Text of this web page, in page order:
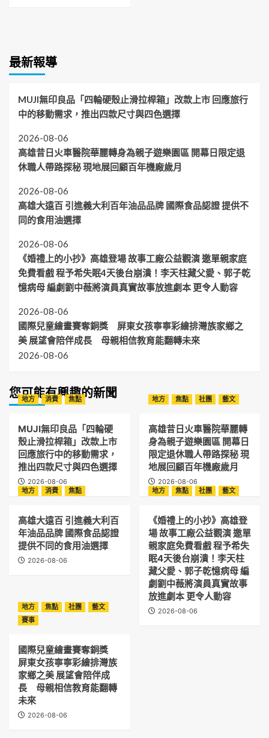
最新報導
MUJI無印良品「四輪硬殼止滑拉桿箱」改款上市 回應旅行
中的移動需求，推出四款尺寸與四色選擇
2026-08-06
高雄昔日火車醫院華麗轉身為親子遊樂園區 開幕日限定退
休職人帶路探秘 現地展回顧百年機廠歲月
2026-08-06
高雄大遠百 引進義大利百年油品品牌 國際食品認證 提供不
同的食用油選擇
2026-08-06
《婚禮上的小抄》高雄登場 故事工廠公益觀演 邀單親家庭
免費看戲 程予希失眠4天後台崩潰！李天柱藏父愛、郭子乾
憶病母 編劇劉中薇將演員真實故事放進劇本 更令人動容
2026-08-06
國際兒童繪畫賽奪銅獎 屏東女孩寧寧彩繪排灣族家鄉之
美 展望會陪伴成長 母親相信教育能翻轉未來
2026-08-06
您可能有興趣的新聞
地方 消費 焦點
MUJI無印良品「四輪硬
殼止滑拉桿箱」改款上市
回應旅行中的移動需求，
推出四款尺寸與四色選擇
2026-08-06
地方 焦點 社團 藝文
高雄昔日火車醫院華麗轉
身為親子遊樂園區 開幕日
限定退休職人帶路探秘 現
地展回顧百年機廠歲月
2026-08-06
地方
消費 焦點
高雄大遠百 引進義大利百
年油品品牌 國際食品認證
提供不同的食用油選擇
2026-08-06
地方 焦點 社團 藝文
《婚禮上的小抄》高雄登
場 故事工廠公益觀演 邀單
親家庭免費看戲 程予希失
眠4天後台崩潰！李天柱
藏父愛、郭子乾憶病母 編
劇劉中薇將演員真實故事
放進劇本 更令人動容
2026-08-06
地方 焦點 社團
藝文
賽事
國際兒童繪畫賽奪銅獎
屏東女孩寧寧彩繪排灣族
家鄉之美 展望會陪伴成
長 母親相信教育能翻轉
未來
2026-08-06